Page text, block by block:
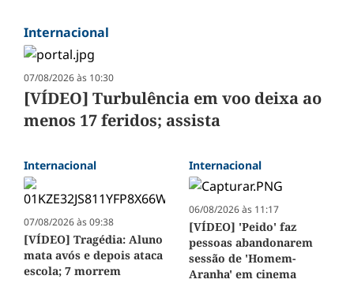
Internacional
07/08/2026 às 10:30
[VÍDEO] Turbulência em voo deixa ao
menos 17 feridos; assista
Internacional
07/08/2026 às 09:38
[VÍDEO] Tragédia: Aluno
mata avós e depois ataca
escola; 7 morrem
Internacional
06/08/2026 às 11:17
[VÍDEO] 'Peido' faz
pessoas abandonarem
sessão de 'Homem-
Aranha' em cinema